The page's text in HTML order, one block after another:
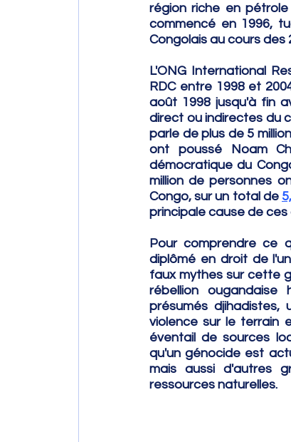
région riche en
commencé en 1996,
Congolais au cours des
L'ONG International
RDC entre 1998 et
août 1998 jusqu'à fin
direct ou indirectes du
parle de plus de 5
ont poussé Noam
démocratique du
million de personnes
Congo, sur un total de
principale cause de
Pour comprendre ce
diplômé en droit de
faux mythes sur cette
rébellion ougandaise
présumés djihadistes,
violence sur le terrain
éventail de sources
qu'un génocide est
mais aussi d'autres
ressources naturelles.